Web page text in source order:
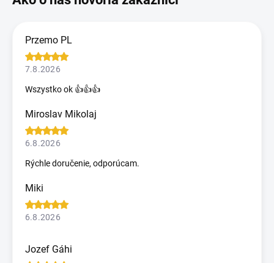
Przemo PL
7.8.2026
Wszystko ok 👍👍👍
Miroslav Mikolaj
6.8.2026
Rýchle doručenie, odporúcam.
Miki
6.8.2026
Jozef Gáhi